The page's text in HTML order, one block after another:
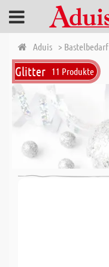
Aduis > Bastelbedarf
Glitter 11 Produkte